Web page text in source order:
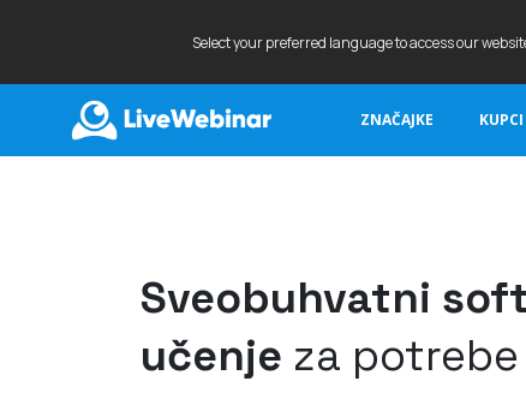
Select your preferred language to access our
ZNAČAJKE KUPCI
Sveobuhvatni
učenje za